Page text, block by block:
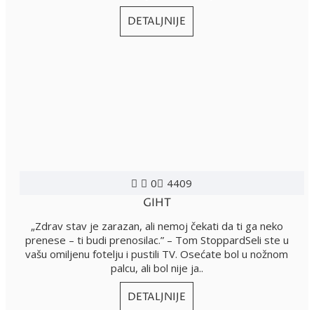
DETALJNIJE
0 4409
GIHT
„Zdrav stav je zarazan, ali nemoj čekati da ti ga neko
prenese – ti budi prenosilac.” – Tom StoppardSeli ste u
vašu omiljenu fotelju i pustili TV. Osećate bol u nožnom
palcu, ali bol nije ja..
DETALJNIJE